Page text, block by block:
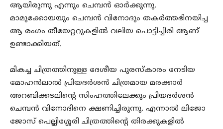
ആയിരുന്നു എന്നും ചെമ്പൻ ഓർക്കുന്നു.
മാമുക്കോയയും ചെമ്പൻ വിനോദും തകർത്തഭിനയിച്ച
ആ രംഗം തീയേറ്ററുകളിൽ വലിയ പൊട്ടിച്ചിരി ആണ്
ഉണ്ടാക്കിയത്.
മികച്ച ചിത്രത്തിനുള്ള ദേശീയ പുരസ്‌കാരം നേടിയ
മോഹൻലാൽ പ്രിയദർശൻ ചിത്രമായ മരക്കാർ
അറബിക്കടലിന്റെ സിംഹത്തിലേക്കും പ്രിയദർശൻ
ചെമ്പൻ വിനോദിനെ ക്ഷണിച്ചിരുന്നു. എന്നാൽ ലിജോ
ജോസ് പെല്ലിശ്ശേരി ചിത്രത്തിന്റെ തിരക്കുകളിൽ